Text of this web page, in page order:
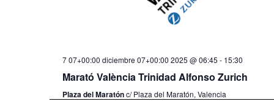
7 07+00:00 diciembre 07+00:00 2025 @ 06:45 - 15:30
Marató València Trinidad Alfonso Zurich
Plaza del Maratónc/ Plaza del Maratón, Valencia